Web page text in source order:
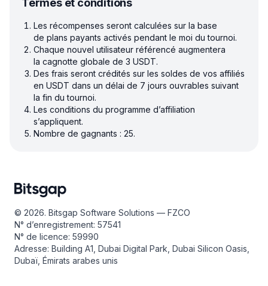
Termes et conditions
Les récompenses seront calculées sur la base
de plans payants activés pendant le moi du tournoi.
Chaque nouvel utilisateur référencé augmentera
la cagnotte globale de 3 USDT.
Des frais seront crédités sur les soldes de vos affiliés
en USDT dans un délai de 7 jours ouvrables suivant
la fin du tournoi.
Les conditions du programme d’affiliation
s’appliquent.
Nombre de gagnants : 25.
© 2026. Bitsgap Software Solutions — FZCO
N° d’enregistrement: 57541
N° de licence: 59990
Adresse: Building A1, Dubai Digital Park, Dubai Silicon Oasis,
Dubaï, Émirats arabes unis